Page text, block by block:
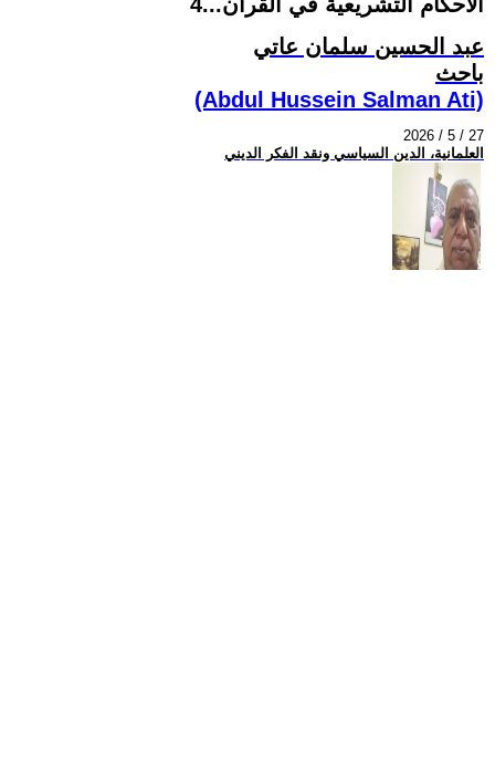
عبد الحسين سلمان عاتي
باحث
(Abdul Hussein Salman Ati)
2026 / 5 / 27
العلمانية، الدين السياسي ونقد الفكر الديني